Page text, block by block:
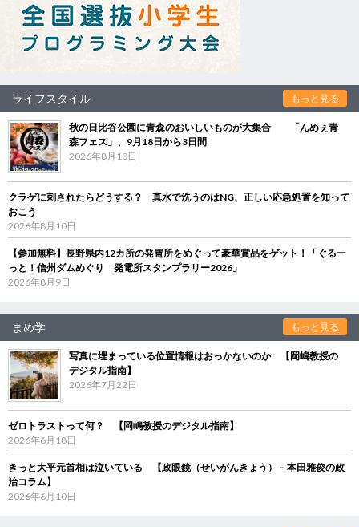
ライフスタイル もっと見る
秋の日比谷公園に青森のおいしいものが大集合 「んめぇ青
森フェス」、9月18日から3日間
2026年8月10日
クラゲに刺されたらどうする？ 真水で洗うのはNG、正しい応急処置を知って
おこう
2026年8月10日
【参加無料】長野県内12カ所の発電所をめぐって豪華賞品をゲット！「ぐるー
っと！信州ダムめぐり 発電所スタンプラリー2026」
2026年8月9日
まめ学 もっと見る
写真に埋まっている位置情報はおっかないのか 【岡嶋教授の
デジタル指南】
2026年7月22日
ゼロトラストって何？ 【岡嶋教授のデジタル指南】
2026年6月18日
きっと大平元首相は泣いている 【政眼鏡（せいがんきょう）－本田雅俊の政
治コラム】
2026年6月10日